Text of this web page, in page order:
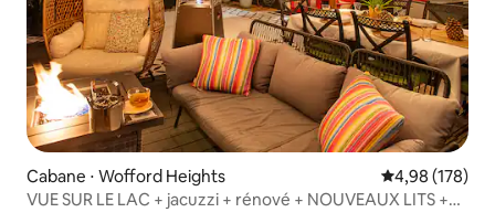
Cabane ⋅ Wofford Heights Évaluation
4,98 (178)
VUE SUR LE LAC + jacuzzi + rénové + NOUVEAUX LITS +